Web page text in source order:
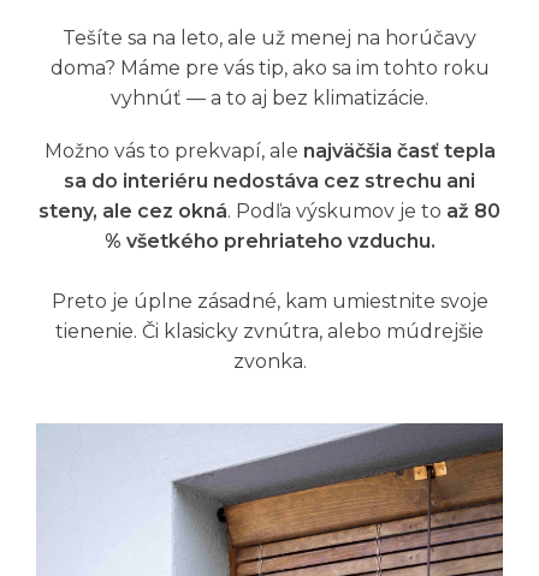
Tešíte sa na leto, ale už menej na horúčavy
doma? Máme pre vás tip, ako sa im tohto roku
vyhnúť — a to aj bez klimatizácie.
Možno vás to prekvapí, ale najväčšia časť tepla
sa do interiéru nedostáva cez strechu ani
steny, ale cez okná. Podľa výskumov je to až 80
% všetkého prehriateho vzduchu.
Preto je úplne zásadné, kam umiestnite svoje
tienenie. Či klasicky zvnútra, alebo múdrejšie
zvonka.